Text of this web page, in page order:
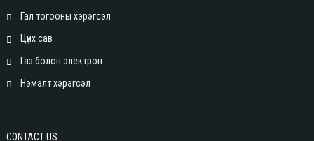
Гал тогооны хэрэгсэл
Цүнх сав
Газ болон электрон
Нэмэлт хэрэгсэл
CONTACT US